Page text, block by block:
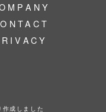
成しました